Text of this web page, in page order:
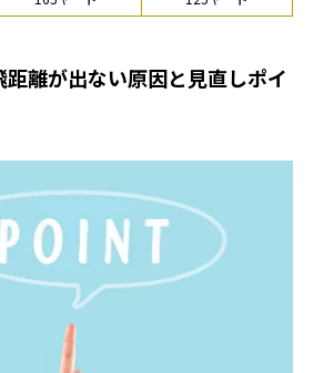
離が出ない原因と見直しポイ